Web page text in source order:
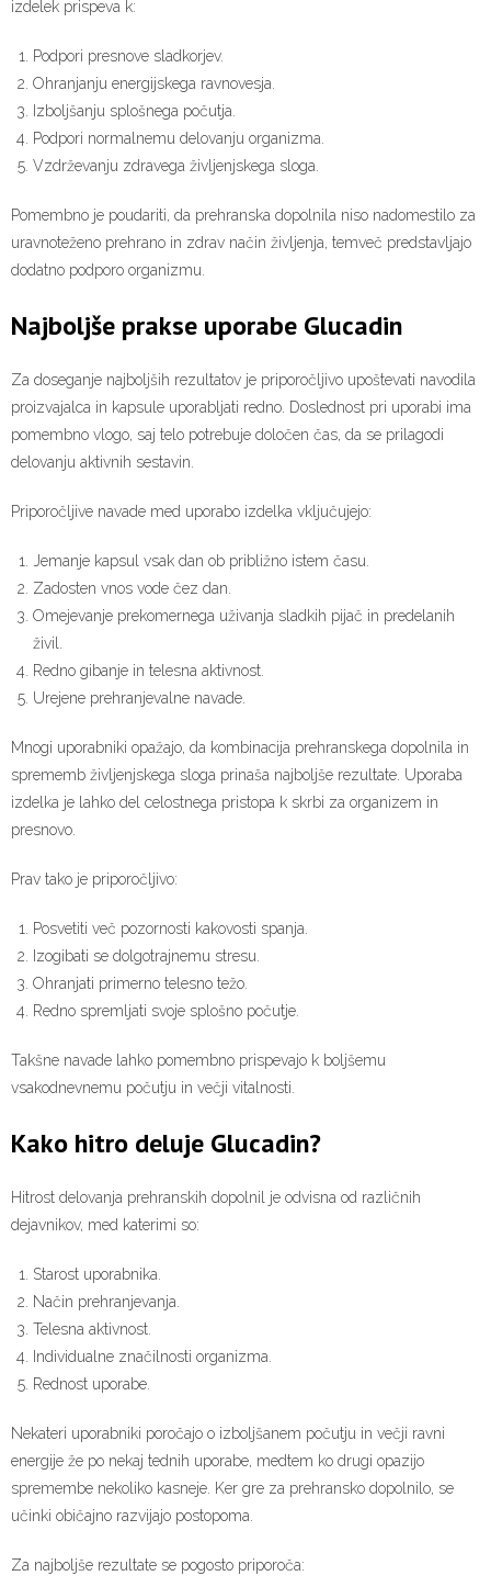
izdelek prispeva k:
Podpori presnove sladkorjev.
Ohranjanju energijskega ravnovesja.
Izboljšanju splošnega počutja.
Podpori normalnemu delovanju organizma.
Vzdrževanju zdravega življenjskega sloga.
Pomembno je poudariti, da prehranska dopolnila niso nadomestilo za
uravnoteženo prehrano in zdrav način življenja, temveč predstavljajo
dodatno podporo organizmu.
Najboljše prakse uporabe Glucadin
Za doseganje najboljših rezultatov je priporočljivo upoštevati navodila
proizvajalca in kapsule uporabljati redno. Doslednost pri uporabi ima
pomembno vlogo, saj telo potrebuje določen čas, da se prilagodi
delovanju aktivnih sestavin.
Priporočljive navade med uporabo izdelka vključujejo:
Jemanje kapsul vsak dan ob približno istem času.
Zadosten vnos vode čez dan.
Omejevanje prekomernega uživanja sladkih pijač in predelanih
živil.
Redno gibanje in telesna aktivnost.
Urejene prehranjevalne navade.
Mnogi uporabniki opažajo, da kombinacija prehranskega dopolnila in
sprememb življenjskega sloga prinaša najboljše rezultate. Uporaba
izdelka je lahko del celostnega pristopa k skrbi za organizem in
presnovo.
Prav tako je priporočljivo:
Posvetiti več pozornosti kakovosti spanja.
Izogibati se dolgotrajnemu stresu.
Ohranjati primerno telesno težo.
Redno spremljati svoje splošno počutje.
Takšne navade lahko pomembno prispevajo k boljšemu
vsakodnevnemu počutju in večji vitalnosti.
Kako hitro deluje Glucadin?
Hitrost delovanja prehranskih dopolnil je odvisna od različnih
dejavnikov, med katerimi so:
Starost uporabnika.
Način prehranjevanja.
Telesna aktivnost.
Individualne značilnosti organizma.
Rednost uporabe.
Nekateri uporabniki poročajo o izboljšanem počutju in večji ravni
energije že po nekaj tednih uporabe, medtem ko drugi opazijo
spremembe nekoliko kasneje. Ker gre za prehransko dopolnilo, se
učinki običajno razvijajo postopoma.
Za najboljše rezultate se pogosto priporoča: